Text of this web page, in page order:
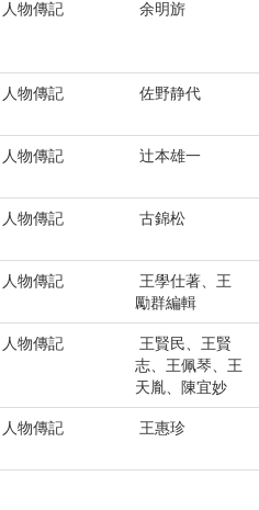
人物傳記 余明旂
人物傳記 佐野静代
人物傳記 辻本雄一
人物傳記 古錦松
人物傳記
王學仕著、王
勵群編輯
人物傳記
王賢民、王賢
志、王佩琴、王
天胤、陳宜妙
人物傳記 王惠珍